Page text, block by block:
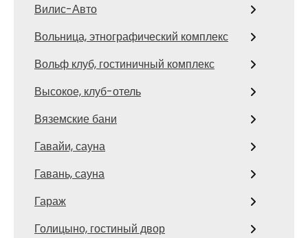
Вилис-Авто
Вольница, этнографический комплекс
Вольф клуб, гостиничный комплекс
Высокое, клуб-отель
Вяземские бани
Гавайи, сауна
Гавань, сауна
Гараж
Голицыно, гостиный двор